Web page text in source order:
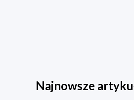
Najnowsze